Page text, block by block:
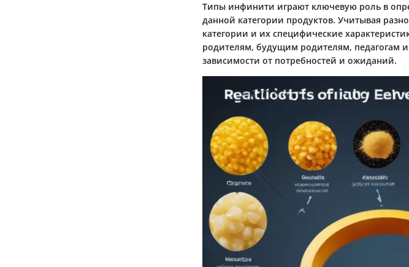
Типы инфинити играют ключевую роль в
данной категории продуктов. Учитывая
категории и их специфические
родителям, будущим родителям, педагогам
зависимости от потребностей и ожиданий.